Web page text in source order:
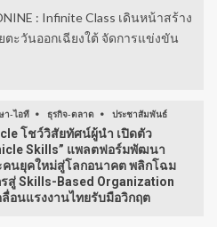
: Infinite Class เดินหน้าสร้าง
ะวันออกเฉียงใต้ จัดการแข่งขัน
า-ไอที ธุรกิจ-ตลาด ประชาสัมพันธ์
โชว์วิสัยทัศน์ผู้นำ เปิดตัว
Skills” แพลตฟอร์มพัฒนา
คนยุคใหม่สู่โลกอนาคต พลิกโฉม
รสู่ Skills-Based Organization
อนแรงงานไทยรับมือวิกฤต